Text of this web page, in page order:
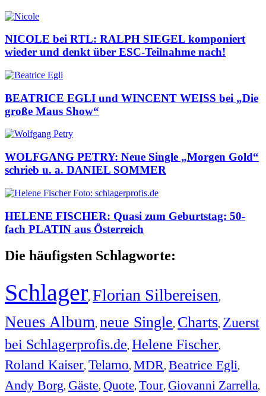
NICOLE bei RTL: RALPH SIEGEL komponiert
wieder und denkt über ESC-Teilnahme nach!
BEATRICE EGLI und WINCENT WEISS bei „Die
große Maus Show“
WOLFGANG PETRY: Neue Single „Morgen Gold“
schrieb u. a. DANIEL SOMMER
HELENE FISCHER: Quasi zum Geburtstag: 50-
fach PLATIN aus Österreich
Die häufigsten Schlagworte:
Schlager, Florian Silbereisen,
Neues Album, neue Single, Charts, Zuerst
bei Schlagerprofis.de, Helene Fischer,
Roland Kaiser, Telamo, MDR, Beatrice Egli,
Andy Borg, Gäste, Quote, Tour, Giovanni Zarrella,